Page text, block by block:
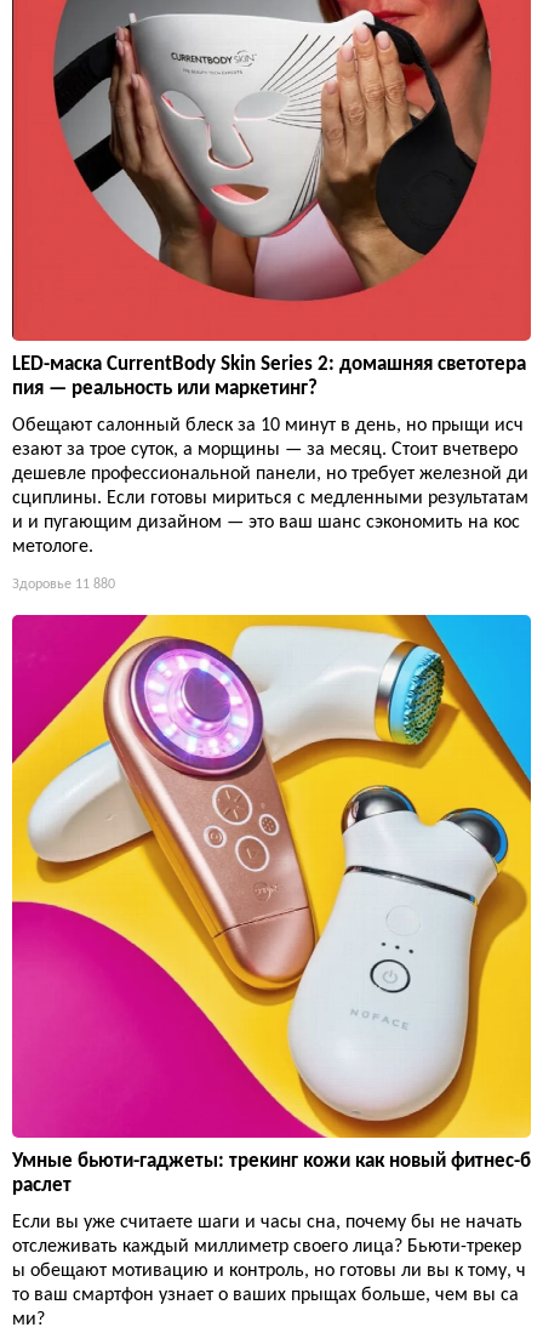
LED-маска CurrentBody Skin Series 2: домашняя светотера
пия — реальность или маркетинг?
Обещают салонный блеск за 10 минут в день, но прыщи исч
езают за трое суток, а морщины — за месяц. Стоит вчетверо
дешевле профессиональной панели, но требует железной ди
сциплины. Если готовы мириться с медленными результатам
и и пугающим дизайном — это ваш шанс сэкономить на кос
метологе.
Здоровье 11 880
Умные бьюти-гаджеты: трекинг кожи как новый фитнес-б
раслет
Если вы уже считаете шаги и часы сна, почему бы не начать
отслеживать каждый миллиметр своего лица? Бьюти-трекер
ы обещают мотивацию и контроль, но готовы ли вы к тому, ч
то ваш смартфон узнает о ваших прыщах больше, чем вы са
ми?